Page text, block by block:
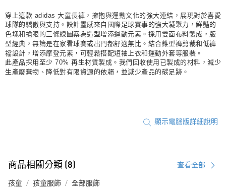
每筆NT$80，滿NT$1,500(含以上)免運費
穿上這款 adidas 大童長褲，擁抱與運動文化的強大連結，展現對於喜愛
球隊的驕傲與支持。設計靈感來自國際足球賽事的強大凝聚力，鮮豔的
色塊和搶眼的三條線圖案為造型增添運動元素。採用雙面布料製成，版
型經典，無論是在家看球賽或出門都舒適無比。結合錐型褲剪裁和低褲
襠設計，增添摩登元素，可輕鬆搭配短袖上衣和運動外套等服裝。
此產品採用至少 70% 再生材質製成。我們回收使用已製成的材料，減少
生產廢棄物、降低對有限資源的依賴，並減少產品的碳足跡。
顯示電腦版詳細說明
商品相關分類 (8) 查看全部
孩童 孩童服飾 全部服飾